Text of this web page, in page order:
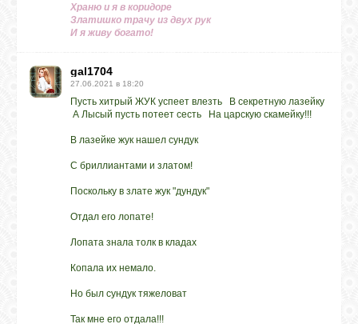
ВК
Храню и я в коридоре
Златишко трачу из двух рук
И я живу богато!
gal1704
27.06.2021 в 18:20
Пусть хитрый ЖУК успеет влезть В секретную лазейку
А Лысый пусть потеет сесть На царскую скамейку!!!
В лазейке жук нашел сундук
С бриллиантами и златом!
Поскольку в злате жук "дундук"
Отдал его лопате!
Лопата знала толк в кладах
Копала их немало.
Но был сундук тяжеловат
Так мне его отдала!!!